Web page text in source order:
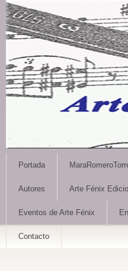
Portada
Autores Arte Fénix
Eventos de Arte Fénix
Contacto